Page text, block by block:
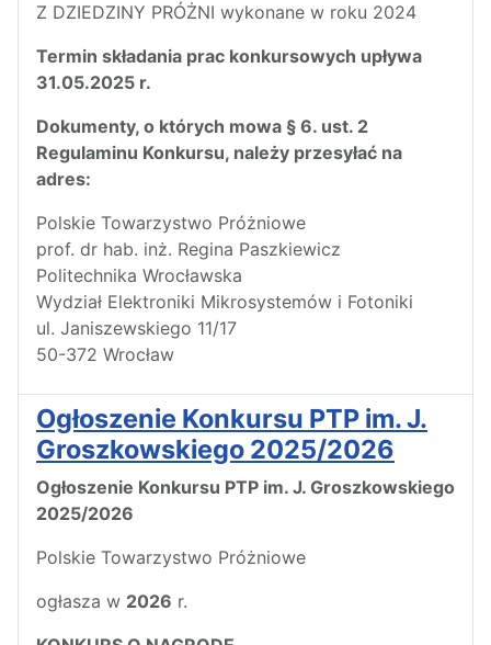
Z DZIEDZINY PRÓŻNI wykonane w roku 2024
Termin składania prac konkursowych upływa
31.05.2025 r.
Dokumenty, o których mowa § 6. ust. 2
Regulaminu Konkursu, należy przesyłać na
adres:
Polskie Towarzystwo Próżniowe
prof. dr hab. inż. Regina Paszkiewicz
Politechnika Wrocławska
Wydział Elektroniki Mikrosystemów i Fotoniki
ul. Janiszewskiego 11/17
50-372 Wrocław
Ogłoszenie Konkursu PTP im. J.
Groszkowskiego 2025/2026
Ogłoszenie Konkursu PTP im. J. Groszkowskiego
2025/2026
Polskie Towarzystwo Próżniowe
ogłasza w 2026 r.